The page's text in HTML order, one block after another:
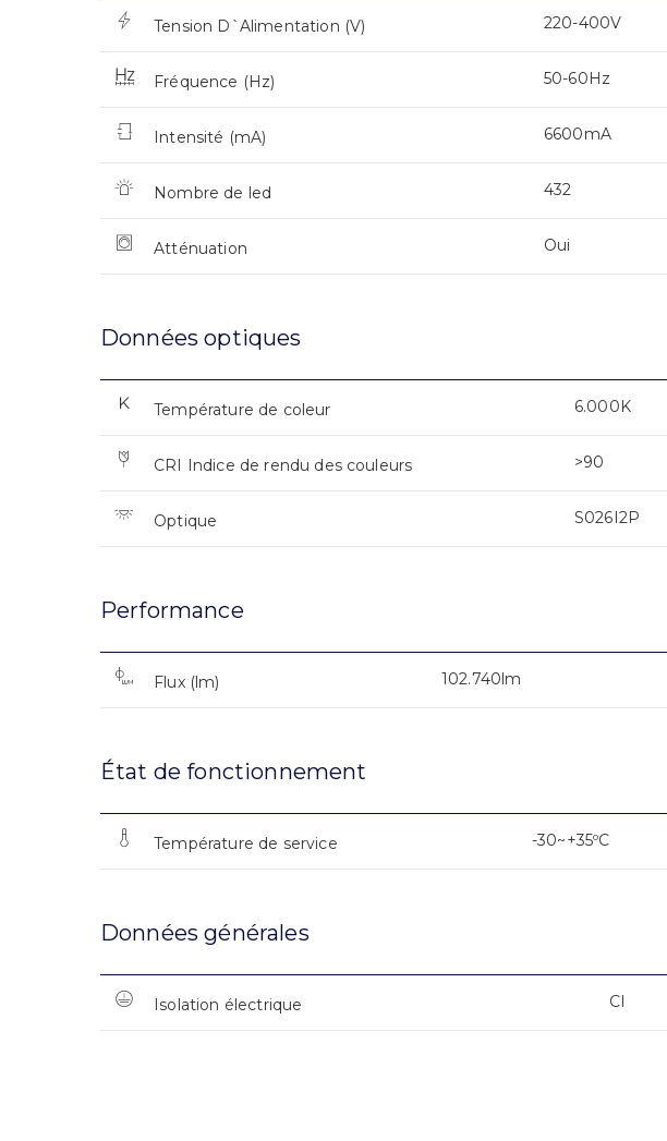
Tension D`Alimentation (V) 220-400V
Fréquence (Hz) 50-60Hz
Intensité (mA) 6600mA
Nombre de led 432
Atténuation Oui
Données optiques
Température de coleur 6.000K
CRI Indice de rendu des couleurs >90
Optique S026I2P
Performance
Flux (lm) 102.740lm
État de fonctionnement
Température de service -30~+35ºC
Données générales
Isolation électrique CI